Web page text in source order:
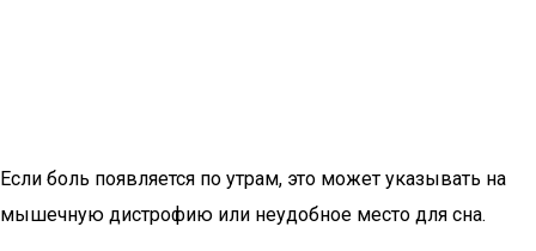
Если боль появляется по утрам, это может указывать на
мышечную дистрофию или неудобное место для сна.